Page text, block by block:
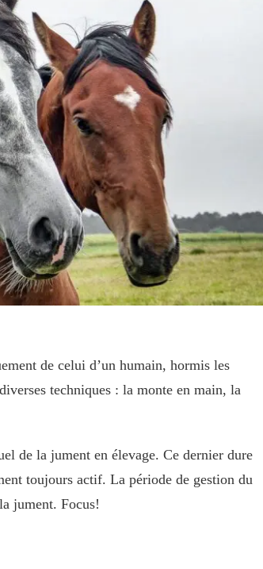
de celui d’un humain, hormis les
techniques : la monte en main, la
de la jument en élevage. Ce dernier dure
toujours actif. La période de gestion du
jument. Focus!